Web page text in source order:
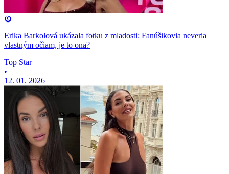
Erika Barkolová ukázala fotku z mladosti: Fanúšikovia neveria
vlastným očiam, je to ona?
Top Star
•
12. 01. 2026